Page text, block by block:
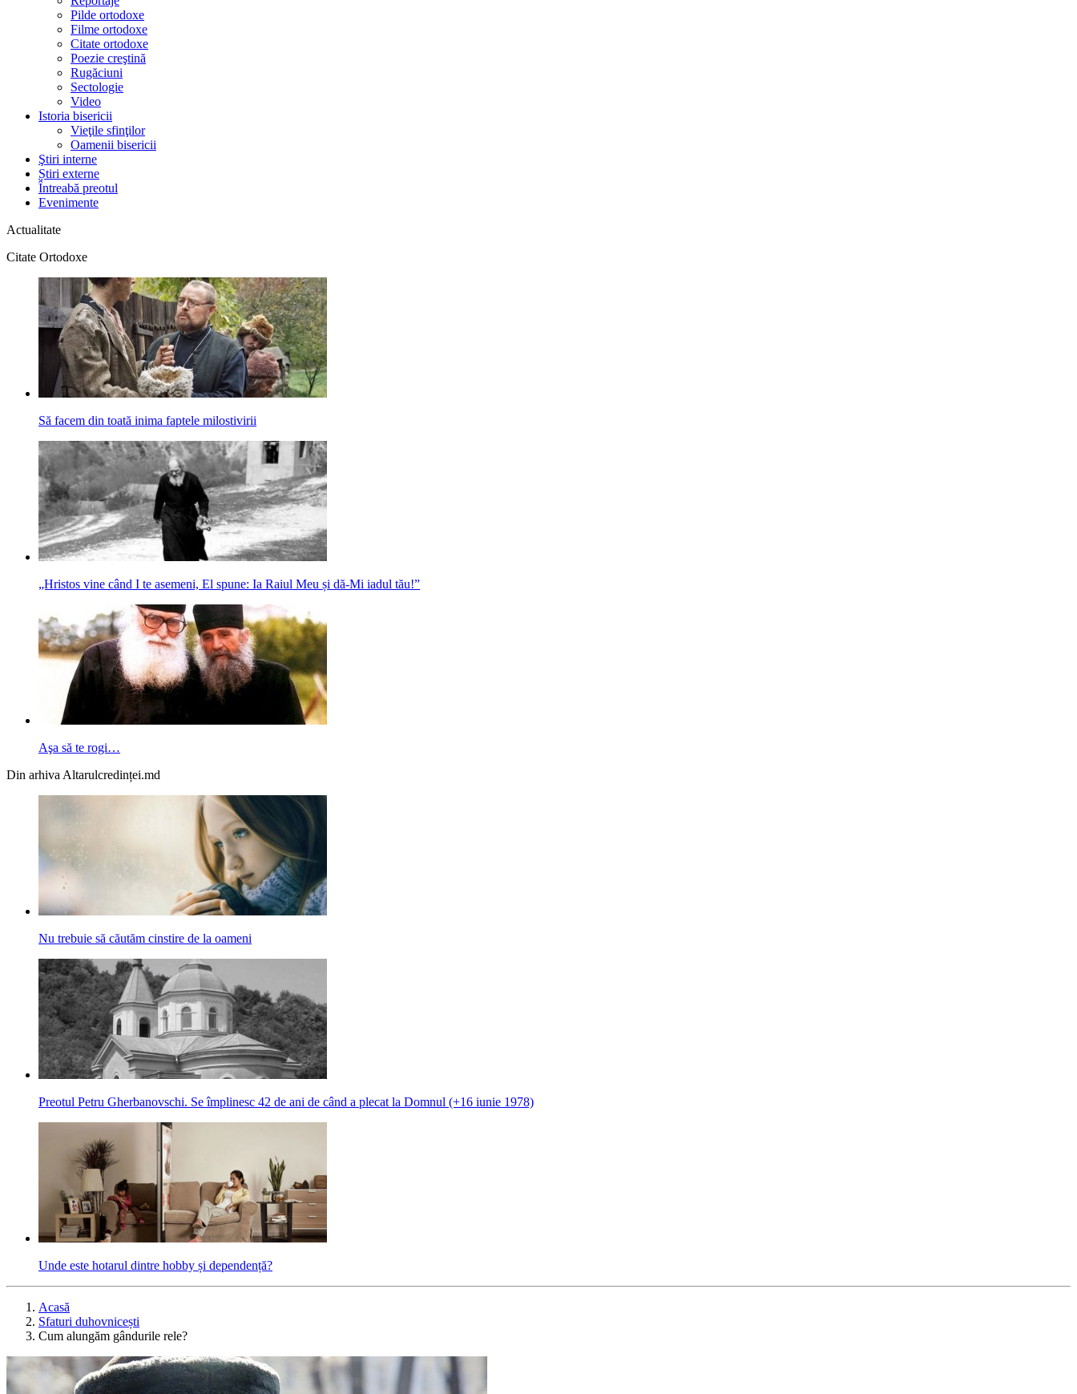
Pilde ortodoxe
Filme ortodoxe
Citate ortodoxe
Poezie creştină
Rugăciuni
Sectologie
Video
Istoria bisericii
Vieţile sfinţilor
Oamenii bisericii
Ştiri interne
Știri externe
Întreabă preotul
Evenimente
Actualitate
Citate Ortodoxe
Să facem din toată inima faptele milostivirii
„Hristos vine când I te asemeni, El spune: Ia Raiul Meu și dă‑Mi iadul tău!”
Aşa să te rogi…
Din arhiva Altarulcredinței.md
Nu trebuie să căutăm cinstire de la oameni
Preotul Petru Gherbanovschi. Se împlinesc 42 de ani de când a plecat la Domnul (+16 iunie 1978)
Unde este hotarul dintre hobby și dependență?
Acasă
Sfaturi duhovnicești
Cum alungăm gândurile rele?